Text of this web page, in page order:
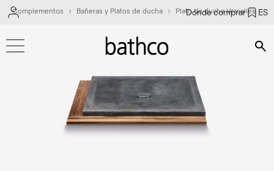
Dónde comprar ES
Complementos Bañeras y Platos de ducha Plato de ducha Versalles